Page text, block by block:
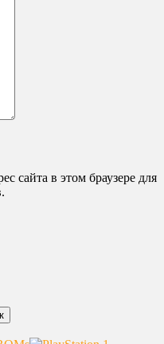
сайта в этом браузере для